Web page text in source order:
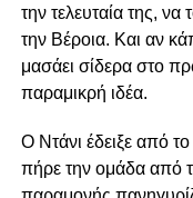
την τελευταία της,
την Βέροια. Και αν
μασάει σίδερα στο
παραμικρή ιδέα.
Ο Ντάνι έδειξε από
πήρε την ομάδα από